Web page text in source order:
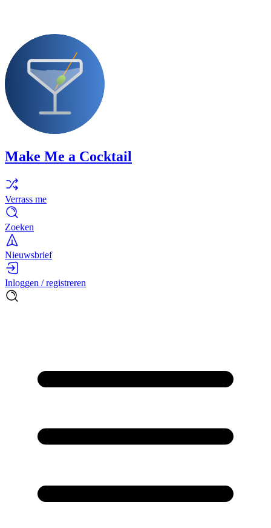
Make Me a Cocktail
Verrass me
Zoeken
Nieuwsbrief
Inloggen / registreren